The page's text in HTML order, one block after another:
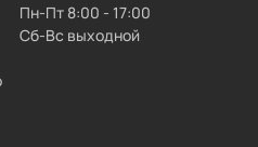
Пн-Пт 8:00 - 17:00
Сб-Вс выходной